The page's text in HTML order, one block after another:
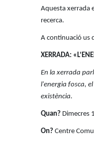
Aquesta xerrada
recerca.
A continuació us
XERRADA:
En la xerrada
l'energia fosca,
existència.
Quan? Dimecres
On? Centre